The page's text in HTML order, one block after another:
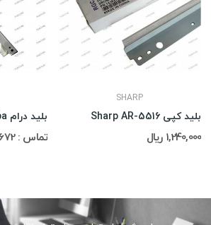
بلید درام Toshiba
تماس : 02188311672-02188491013
SHARP
بلید کپی Sharp AR-5516
1,240,000 ریال